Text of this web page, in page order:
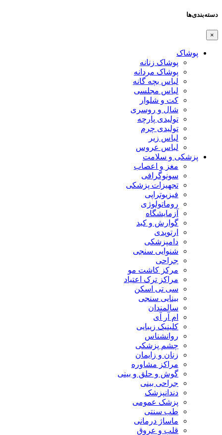
دسته‌بندی‌ها
×
پوشاک
پوشاک زنانه
پوشاک مردانه
لباس بچه گانه
لباس مجلسی
کت و شلوار
شال و روسری
تولیدی پارچه
تولیدی چرم
لباس زیر
لباس عروس
پزشکی و سلامت
مغز و اعصاب
سونوگرافی
تجهیزات پزشکی
فیزیوتراپی
روماتولوژی
آزمایشگاه
گوارش و کبد
ارتوپدی
دامپزشکی
شنوایی سنجی
جراحی
مرکز کاشت مو
مراکز ترک اعتیاد
سی تی اسکن
بینایی سنجی
سالمندان
ام آر آی
کلینیک زیبایی
روانشناس
چشم پزشکی
زنان و زایمان
مراکز مشاوره
گوش و حلق و بینی
جراحی بینی
دندانپزشک
پزشک عمومی
طب سنتی
ماساژ درمانی
قلب و عروق